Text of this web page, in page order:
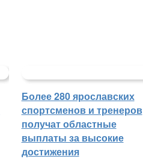
Более 280 ярославских
спортсменов и тренеров
получат областные
выплаты за высокие
достижения